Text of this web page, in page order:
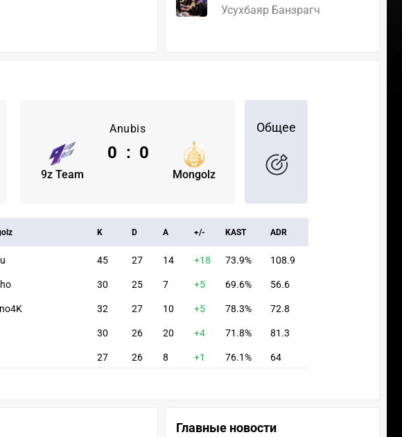
Усухбаяр Банзрагч
Anubis
9z Team Mongolz
0 : 0
Общее
K D A +/- KAST ADR
45 27 14 +18 73.9% 108.9
30 25 7 +5 69.6% 56.6
32 27 10 +5 78.3% 72.8
30 26 20 +4 71.8% 81.3
27 26 8 +1 76.1% 64
Главные новости